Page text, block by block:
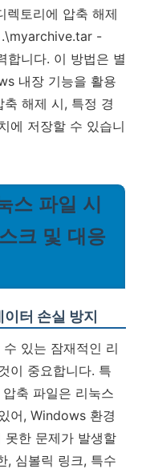
토리에 압축 해제
-
니다. 이 방법은 별
내장 기능을 활용
해제 시, 특정 경
에 저장할 수 있습니
스 파일 시
크 및 대응
터 손실 방지
있는 잠재적인 리
이 중요합니다. 특
축 파일은 리눅스
어, Windows 환경
못한 문제가 발생할
, 심볼릭 링크, 특수